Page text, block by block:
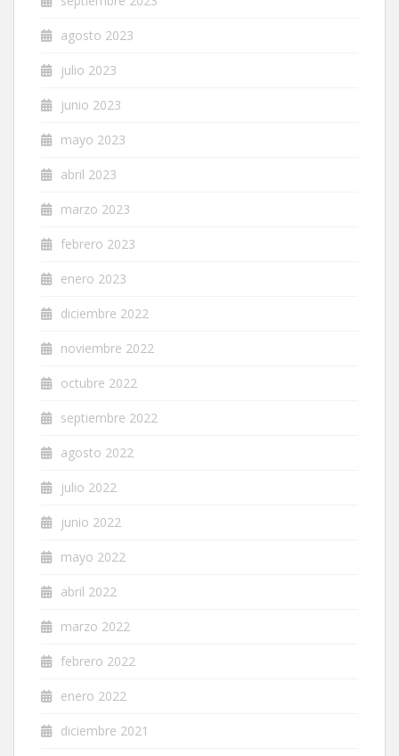
agosto 2023
julio 2023
junio 2023
mayo 2023
abril 2023
marzo 2023
febrero 2023
enero 2023
diciembre 2022
noviembre 2022
octubre 2022
septiembre 2022
agosto 2022
julio 2022
junio 2022
mayo 2022
abril 2022
marzo 2022
febrero 2022
enero 2022
diciembre 2021